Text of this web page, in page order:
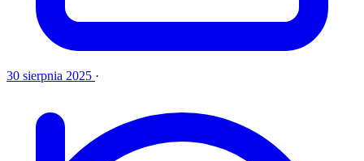
30 sierpnia 2025 ·